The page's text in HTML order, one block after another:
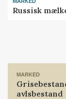
Russisk
MARKED
avlsbestand